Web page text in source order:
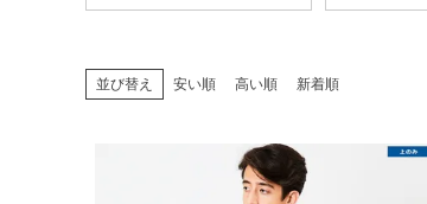
並び替え 安い順 高い順 新着順